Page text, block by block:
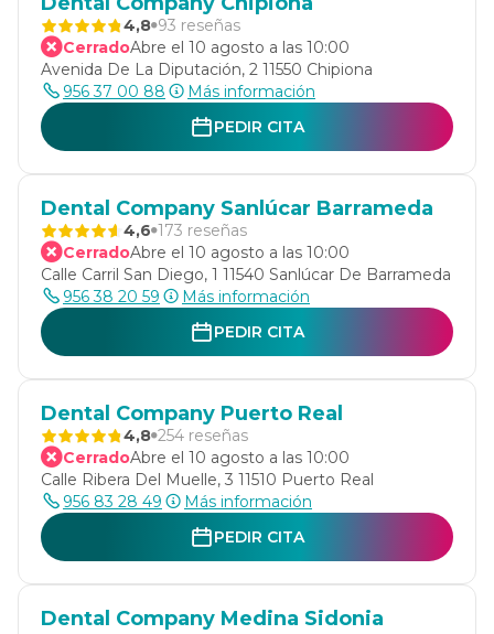
4,8 93 reseñas
CerradoAbre el 10 agosto a las 10:00
Avenida De La Diputación, 2 11550 Chipiona
956 37 00 88
Más información
PEDIR CITA
Dental Company Sanlúcar Barrameda
4,6 173 reseñas
CerradoAbre el 10 agosto a las 10:00
Calle Carril San Diego, 1 11540 Sanlúcar De Barrameda
956 38 20 59
Más información
PEDIR CITA
Dental Company Puerto Real
4,8 254 reseñas
CerradoAbre el 10 agosto a las 10:00
Calle Ribera Del Muelle, 3 11510 Puerto Real
956 83 28 49
Más información
PEDIR CITA
Dental Company Medina Sidonia